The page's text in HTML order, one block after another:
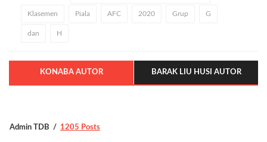
Klasemen Piala AFC 2020 Grup G
dan H
KONABA AUTOR BARAK LIU HUSI AUTOR
Admin TDB 1205 Posts